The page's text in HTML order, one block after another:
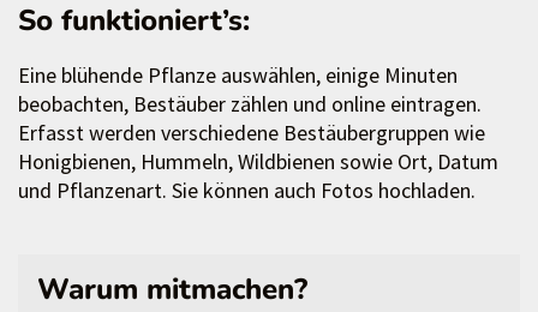
So funktioniert’s:
Eine blühende Pflanze auswählen, einige Minuten
beobachten, Bestäuber zählen und online eintragen.
Erfasst werden verschiedene Bestäubergruppen wie
Honigbienen, Hummeln, Wildbienen sowie Ort, Datum
und Pflanzenart. Sie können auch Fotos hochladen.
Warum mitmachen?